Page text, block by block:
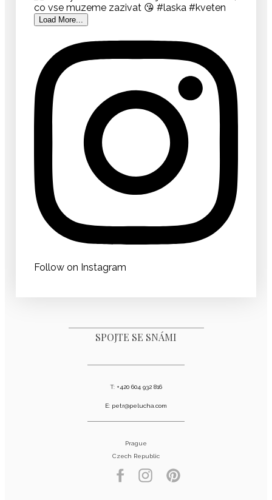
Load More...
Follow on Instagram
SPOJTE SE SNÁMI
T: +420 604 932 816
E: petr@pelucha.com
Prague
Czech Republic